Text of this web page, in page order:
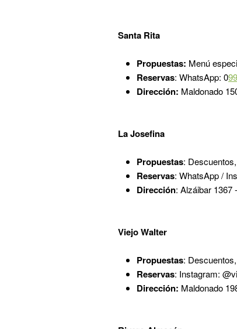
Santa Rita
Propuestas: Menú
Reservas: WhatsApp: 0
Dirección: Maldonado
La Josefina
Propuestas:
Reservas: WhatsApp /
Dirección: Alzáibar 1367
Viejo Walter
Propuestas:
Reservas: Instagram:
Dirección: Maldonado